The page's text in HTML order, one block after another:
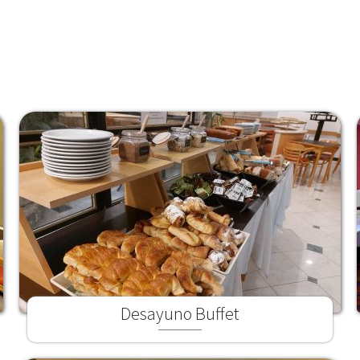
Desayuno Buffet